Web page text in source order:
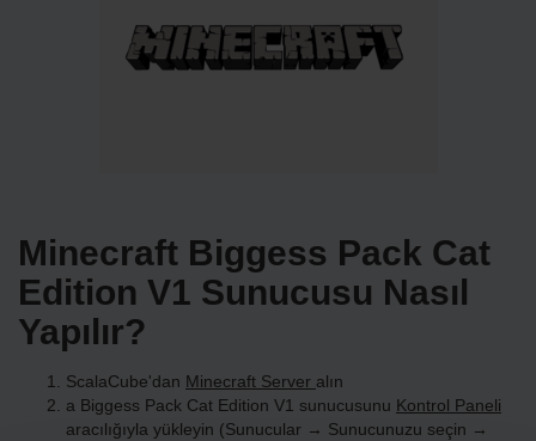
Minecraft Biggess Pack Cat
Edition V1 Sunucusu Nasıl
Yapılır?
ScalaCube'dan Minecraft Server alın
a Biggess Pack Cat Edition V1 sunucusunu Kontrol Paneli
aracılığıyla yükleyin (Sunucular → Sunucunuzu seçin →